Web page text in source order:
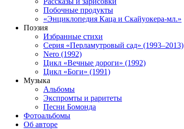
Побочные продукты
«Энциклопедия Каца и Скайуокера-мл.»
Поэзия
Избранные стихи
Серия «Перламутровый сад» (1993–2013)
Nero (1992)
Цикл «Вечные дороги» (1992)
Цикл «Боги» (1991)
Музыка
Альбомы
Экспромты и раритеты
Песни Бомонда
Фотоальбомы
Об авторе